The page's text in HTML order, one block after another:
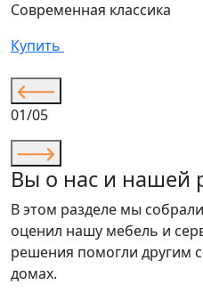
Современная классика
Купить
01/05
Вы о нас и нашей
В этом разделе мы
оценил нашу мебель и
решения помогли другим
домах.